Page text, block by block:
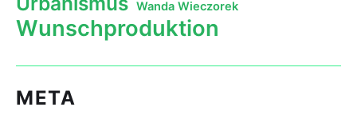
Wanda Wieczorek
Wunschproduktion
META